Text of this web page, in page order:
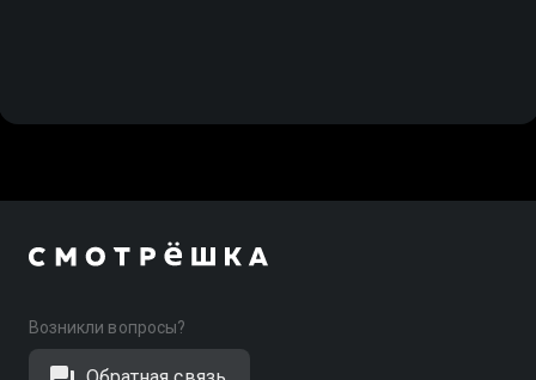
Возникли вопросы?